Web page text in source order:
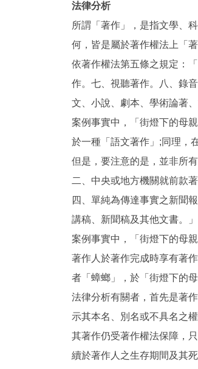
法律分析
所謂「著作」，是指文學、
何，皆是屬於著作權法上「著
依著作權法第五條之規定：
作。七、視聽著作。八、錄
文、小說、劇本、學術論著
案例事實中，「街燈下的母
於一種「語文著作」;同理，
但是，要注意的是，並非所
二、中央或地方機關就前款
四、單純為傳達事實之新聞
講稿、新聞稿及其他文書。」
案例事實中，「街燈下的母
著作人於著作完成時享有著
者「蟑螂」，於「街燈下的
法律分析有關者，首先是著
示其本名、別名或不具名之
其著作仍受著作權法保障，
續於著作人之生存期間及其